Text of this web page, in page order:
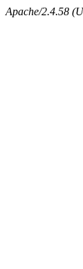
Apache/2.4.58